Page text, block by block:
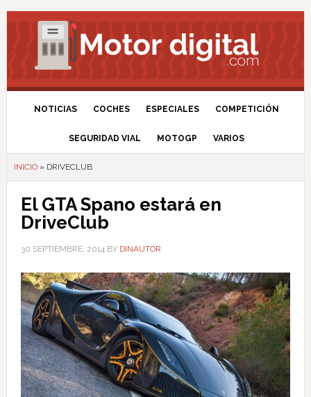
NOTICIAS COCHES ESPECIALES COMPETICIÓN
SEGURIDAD VIAL MOTOGP VARIOS
INICIO» DRIVECLUB
El GTA Spano estará en
DriveClub
30 SEPTIEMBRE, 2014BY DINAUTOR